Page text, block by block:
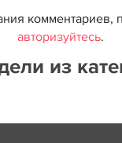
комментариев,
авторизуйтесь.
из